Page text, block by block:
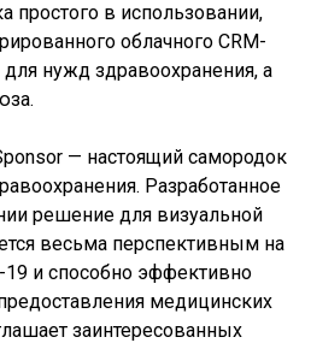
простого в использовании,
облачного CRM-
нужд здравоохранения, а
— настоящий самородок
Разработанное
решение для визуальной
весьма перспективным на
и способно эффективно
медицинских
заинтересованных